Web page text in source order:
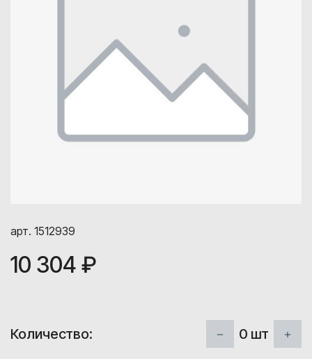
арт. 1512939
10 304 ₽
Количество: 0 шт